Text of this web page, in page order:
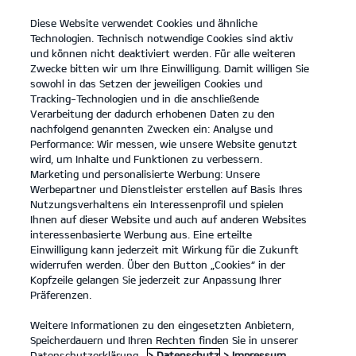
open
menu
KONTAKT
Motorengeräuschpegel
MOTORENGERÄUSCHPEGEL
Diese Website verwendet Cookies und ähnliche
Technologien. Technisch notwendige Cookies sind aktiv
und können nicht deaktiviert werden. Für alle weiteren
Zwecke bitten wir um Ihre Einwilligung. Damit willigen Sie
sowohl in das Setzen der jeweiligen Cookies und
Tracking-Technologien und in die anschließende
Verarbeitung der dadurch erhobenen Daten zu den
nachfolgend genannten Zwecken ein: Analyse und
Performance: Wir messen, wie unsere Website genutzt
wird, um Inhalte und Funktionen zu verbessern.
Marketing und personalisierte Werbung: Unsere
Werbepartner und Dienstleister erstellen auf Basis Ihres
Nutzungsverhaltens ein Interessenprofil und spielen
Ihnen auf dieser Website und auch auf anderen Websites
interessenbasierte Werbung aus. Eine erteilte
Einwilligung kann jederzeit mit Wirkung für die Zukunft
widerrufen werden. Über den Button „Cookies“ in der
Kopfzeile gelangen Sie jederzeit zur Anpassung Ihrer
Präferenzen.
Weitere Informationen zu den eingesetzten Anbietern,
Speicherdauern und Ihren Rechten finden Sie in unserer